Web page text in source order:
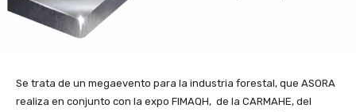
Se trata de un megaevento para la industria forestal, que ASORA
realiza en conjunto con la expo FIMAQH, de la CARMAHE, del